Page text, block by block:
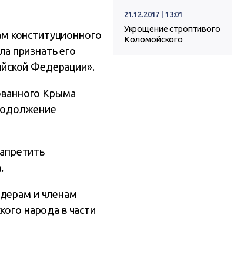
конституционного
признать его
Федерации».
Крыма
и членам
народа в части
21.12.2017 | 13:01
Укрощение строптивого
Коломойского